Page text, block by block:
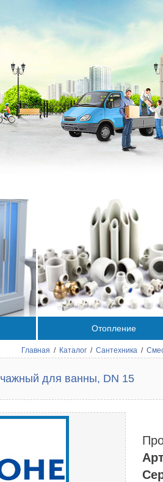
Отопление
Главная / Каталог / Сантехника /
для ванны, DN 15